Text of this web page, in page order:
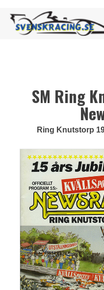
SM Ring
Ring Knutstorp